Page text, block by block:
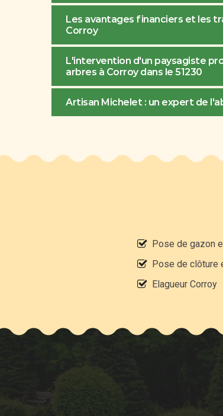
Les avantages financiers et les
Corroy
L'intervention d'un paysagiste
arbres à Corroy dans le 51230
Artisan Michelet : un expert de
Pose de gazon
Pose de clôture
Elagueur Corroy